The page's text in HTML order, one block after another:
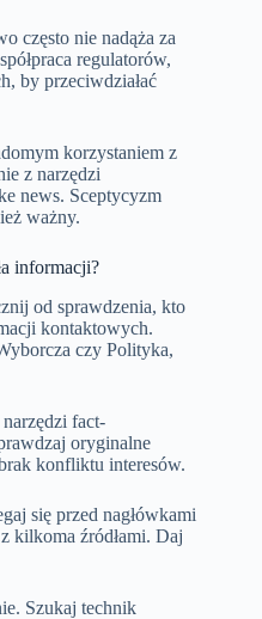
często nie nadąża za
regulatorów,
by przeciwdziałać
korzystaniem z
z narzędzi
news. Sceptycyzm
ważny.
informacji?
od sprawdzenia, kto
kontaktowych.
czy Polityka,
fact-
oryginalne
konfliktu interesów.
się przed nagłówkami
kilkoma źródłami. Daj
Szukaj technik